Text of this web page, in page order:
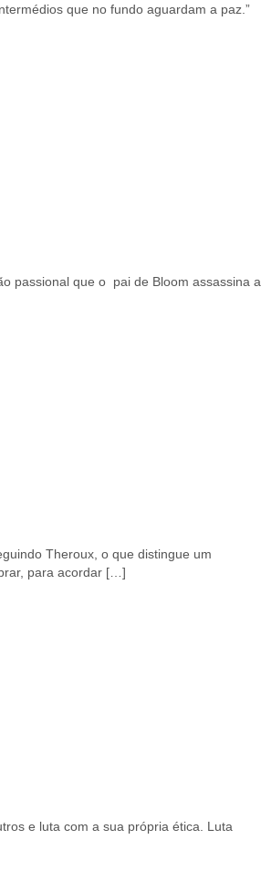
que no fundo aguardam a paz.”
passional que o pai de Bloom assassina a
Theroux, o que distingue um
para acordar […]
e luta com a sua própria ética. Luta